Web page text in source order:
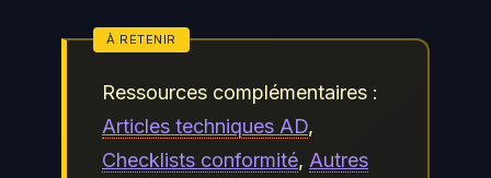
Ressources complémentaires :
Articles techniques AD,
Checklists conformité, Autres